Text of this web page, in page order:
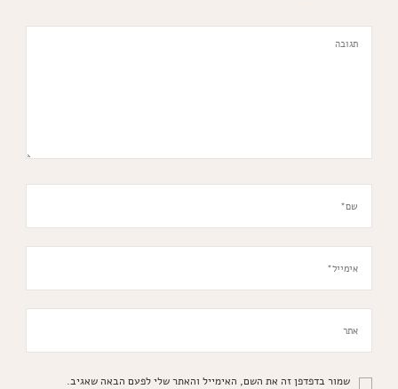
שמור בדפדפן זה את השם, האימייל והאתר שלי לפעם הבאה שאגיב.